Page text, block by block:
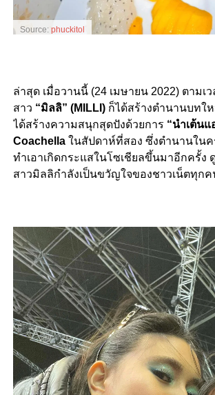
Source: phuckitol
ล่าสุด เมื่อวานนี้ (24 เมษายน2022) ตามเ
สาว “มิลลิ” (MILLI) ก็ได้สร้างตำนานบทใ
ได้สร้างความสนุกสุดปังด้วยการ “นำเต้นแ
Coachella ในสัปดาห์ที่สอง ซึ่งตำนานในค
ทำเอาเกิดกระแสในโซเชียลขึ้นมาอีกครั้ง
สาวมิลลิกำลังเป็นขวัญใจของชาวเน็ตทุก